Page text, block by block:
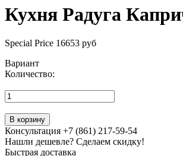
Кухня Радуга
Special Price 16653 руб
Вариант
Количество:
В корзину
Консультация +7 (861) 217-59-54
Нашли дешевле? Сделаем скидку!
Быстрая доставка